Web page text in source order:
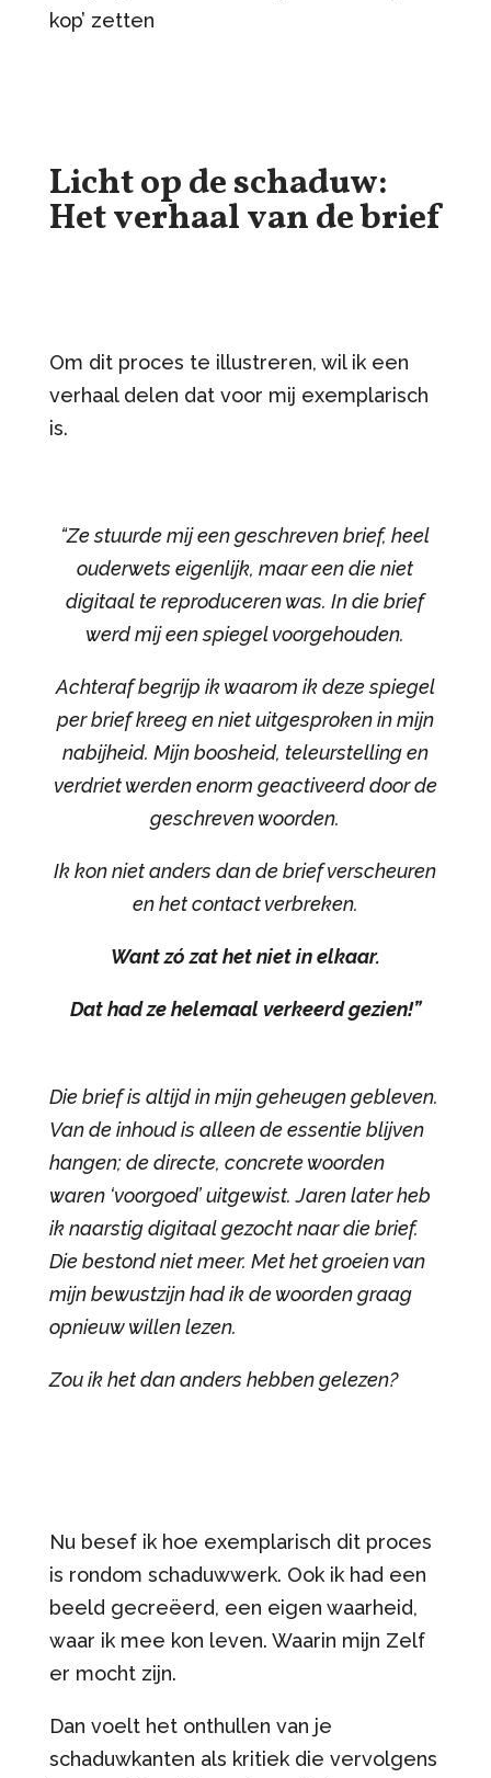
kop’ zetten
Licht op de schaduw:
Het verhaal van de brief
Om dit proces te illustreren, wil ik een
verhaal delen dat voor mij exemplarisch
is.
“Ze stuurde mij een geschreven brief, heel
ouderwets eigenlijk, maar een die niet
digitaal te reproduceren was. In die brief
werd mij een spiegel voorgehouden.
Achteraf begrijp ik waarom ik deze spiegel
per brief kreeg en niet uitgesproken in mijn
nabijheid. Mijn boosheid, teleurstelling en
verdriet werden enorm geactiveerd door de
geschreven woorden.
Ik kon niet anders dan de brief verscheuren
en het contact verbreken.
Want zó zat het niet in elkaar.
Dat had ze helemaal verkeerd gezien!”
Die brief is altijd in mijn geheugen gebleven.
Van de inhoud is alleen de essentie blijven
hangen; de directe, concrete woorden
waren ‘voorgoed’ uitgewist. Jaren later heb
ik naarstig digitaal gezocht naar die brief.
Die bestond niet meer. Met het groeien van
mijn bewustzijn had ik de woorden graag
opnieuw willen lezen.
Zou ik het dan anders hebben gelezen?
Nu besef ik hoe exemplarisch dit proces
is rondom schaduwwerk. Ook ik had een
beeld gecreëerd, een eigen waarheid,
waar ik mee kon leven. Waarin mijn Zelf
er mocht zijn.
Dan voelt het onthullen van je
schaduwkanten als kritiek die vervolgens